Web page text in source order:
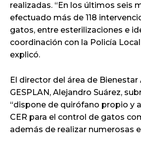
realizadas. “En los últimos seis
efectuado más de 118
gatos, entre esterilizaciones e
coordinación con la Policía Local
explicó.
El director del área de Bienestar
GESPLAN, Alejandro Suárez,
“dispone de quirófano propio y
CER para el control de gatos
además de realizar numerosas